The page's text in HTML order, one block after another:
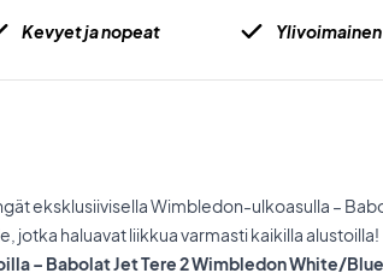
Kevyet ja nopeat
eksklusiivisella Wimbledon-ulkoasulla –
jotka haluavat liikkua varmasti kaikilla alustoilla!
– Babolat Jet Tere 2 Wimbledon White/